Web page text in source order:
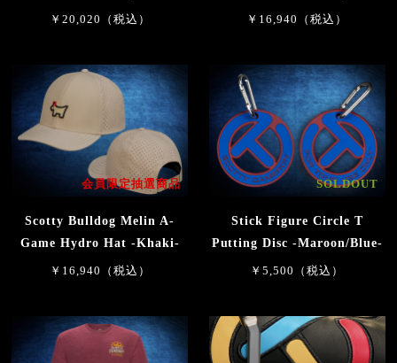
￥20,020（税込） ￥16,940（税込）
会員限定抽選商品
Scotty Bulldog Melin A-
Game Hydro Hat -Khaki-
￥16,940（税込）
SOLDOUT
Stick Figure Circle T
Putting Disc -Maroon/Blue-
￥5,500（税込）